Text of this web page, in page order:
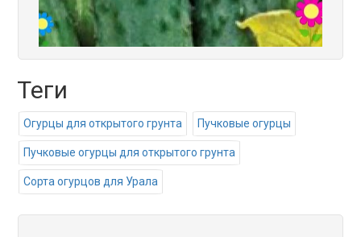
Теги
Огурцы для открытого грунта Пучковые огурцы
Пучковые огурцы для открытого грунта
Сорта огурцов для Урала